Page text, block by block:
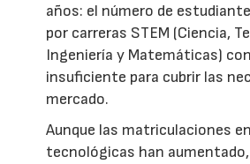
años: el número de
por carreras STEM (Ciencia,
Ingeniería y Matemáticas)
insuficiente para cubrir las
mercado.
Aunque las matriculaciones
tecnológicas han